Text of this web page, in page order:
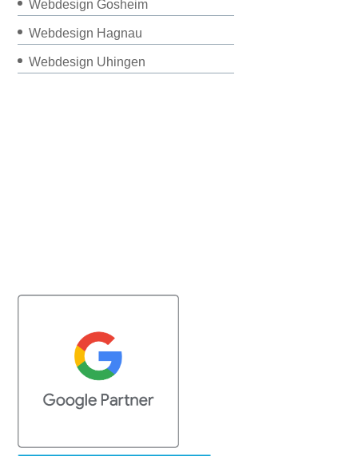
Webdesign Gosheim
Webdesign Hagnau
Webdesign Uhingen